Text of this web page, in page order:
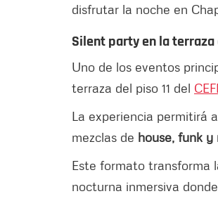
disfrutar la noche en
Silent party en la terraza
Uno de los eventos
terraza del piso 11 del
La experiencia permitirá
mezclas de house, funk
Este formato transforma
nocturna inmersiva